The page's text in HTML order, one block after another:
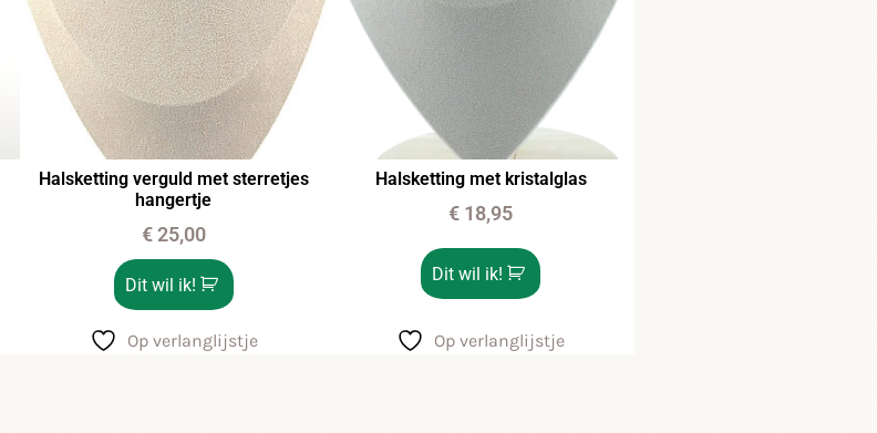
Halsketting verguld met sterretjes
hangertje
€25,00
Dit wil ik!
Op verlanglijstje
Halsketting met kristalglas
€ 18,95
Dit wil ik!
Op verlanglijstje